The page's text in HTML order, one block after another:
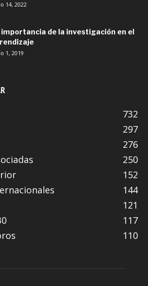
14, 2022
importancia de la investigación en el
1, 2019
732
297
276
250
152
144
121
117
110